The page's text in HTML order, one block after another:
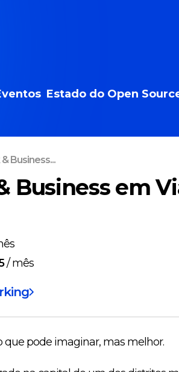
Estado do Open
Business...
Business em
/mês
que pode imaginar, mas melhor.